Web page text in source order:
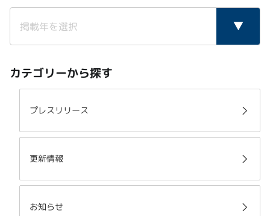
カテゴリーから探す
プレスリリース
更新情報
お知らせ